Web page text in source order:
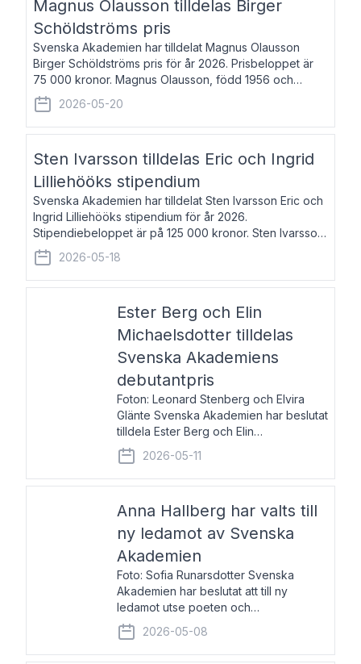
Magnus Olausson tilldelas Birger
Schöldströms pris
Svenska Akademien har tilldelat Magnus Olausson
Birger Schöldströms pris för år 2026. Prisbeloppet är
75 000 kronor. Magnus Olausson, född 1956 och
bosatt i Stockholm, är konstvetare, museiman och
hovman. Han disputerade 1993 vid Uppsala un
2026-05-20
Sten Ivarsson tilldelas Eric och Ingrid
Lilliehööks stipendium
Svenska Akademien har tilldelat Sten Ivarsson Eric och
Ingrid Lilliehööks stipendium för år 2026.
Stipendiebeloppet är på 125 000 kronor. Sten Ivarsson,
född 1979, är mediateksamordnare vid
Söderslättsgymnasiet i Trelleborg. Här har han på
2026-05-18
Ester Berg och Elin
Michaelsdotter tilldelas
Svenska Akademiens
debutantpris
Foton: Leonard Stenberg och Elvira
Glänte Svenska Akademien har beslutat
tilldela Ester Berg och Elin
Michaelsdotter Svenska Akademiens
debutantpris för år 2026. Priset är
nyinstiftat och syftar till att lyfta fram
2026-05-11
Anna Hallberg har valts till
ny ledamot av Svenska
Akademien
Foto: Sofia Runarsdotter Svenska
Akademien har beslutat att till ny
ledamot utse poeten och
litteraturkritikern Anna Hallberg. Hon
efterträder poeten Tua Forsström på
stol 18 och kommer att ta sitt inträde vid
2026-05-08